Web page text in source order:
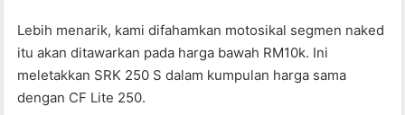
o
o
k
p
p
Lebih menarik, kami difahamkan motosikal segmen naked
itu akan ditawarkan pada harga bawah RM10k. Ini
meletakkan SRK 250 S dalam kumpulan harga sama
dengan CF Lite 250.